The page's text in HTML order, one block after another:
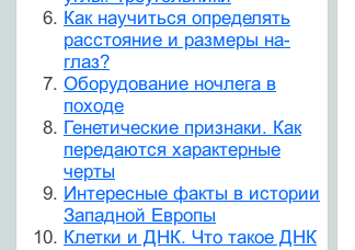
Как научиться определять
расстояние и размеры на-
глаз?
Оборудование ночлега в
походе
Генетические признаки. Как
передаются характерные
черты
Интересные факты в истории
Западной Европы
Клетки и ДНК. Что такое ДНК